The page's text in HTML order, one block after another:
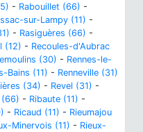
- Rabouillet (66) -
sur-Lampy (11) -
- Rasiguères (66) -
(12) - Recoules-d'Aubrac
(30) - Rennes-le-
Bains (11) - Renneville (31)
(34) - Revel (31) -
(66) - Ribaute (11) -
- Ricaud (11) - Rieumajou
Minervois (11) - Rieux-